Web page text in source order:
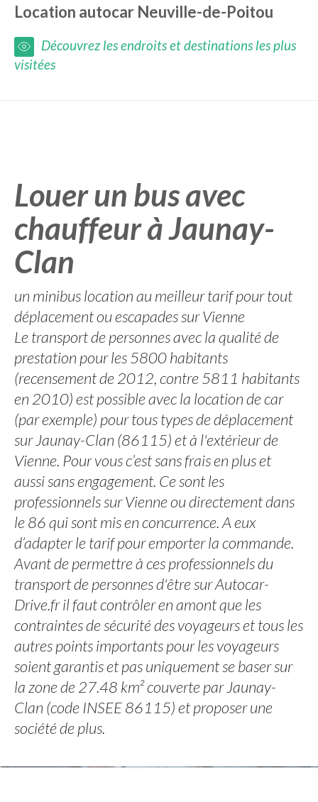
Location autocar Neuville-de-Poitou
Découvrez les endroits et destinations les plus
visitées
Louer un bus avec
chauffeur à Jaunay-
Clan
un minibus location au meilleur tarif pour tout
déplacement ou escapades sur Vienne
Le transport de personnes avec la qualité de
prestation pour les 5800 habitants
(recensement de 2012, contre 5811 habitants
en 2010) est possible avec la location de car
(par exemple) pour tous types de déplacement
sur Jaunay-Clan (86115) et à l'extérieur de
Vienne. Pour vous c’est sans frais en plus et
aussi sans engagement. Ce sont les
professionnels sur Vienne ou directement dans
le 86 qui sont mis en concurrence. A eux
d’adapter le tarif pour emporter la commande.
Avant de permettre à ces professionnels du
transport de personnes d'être sur Autocar-
Drive.fr il faut contrôler en amont que les
contraintes de sécurité des voyageurs et tous les
autres points importants pour les voyageurs
soient garantis et pas uniquement se baser sur
la zone de 27.48 km² couverte par Jaunay-
Clan (code INSEE 86115) et proposer une
société de plus.